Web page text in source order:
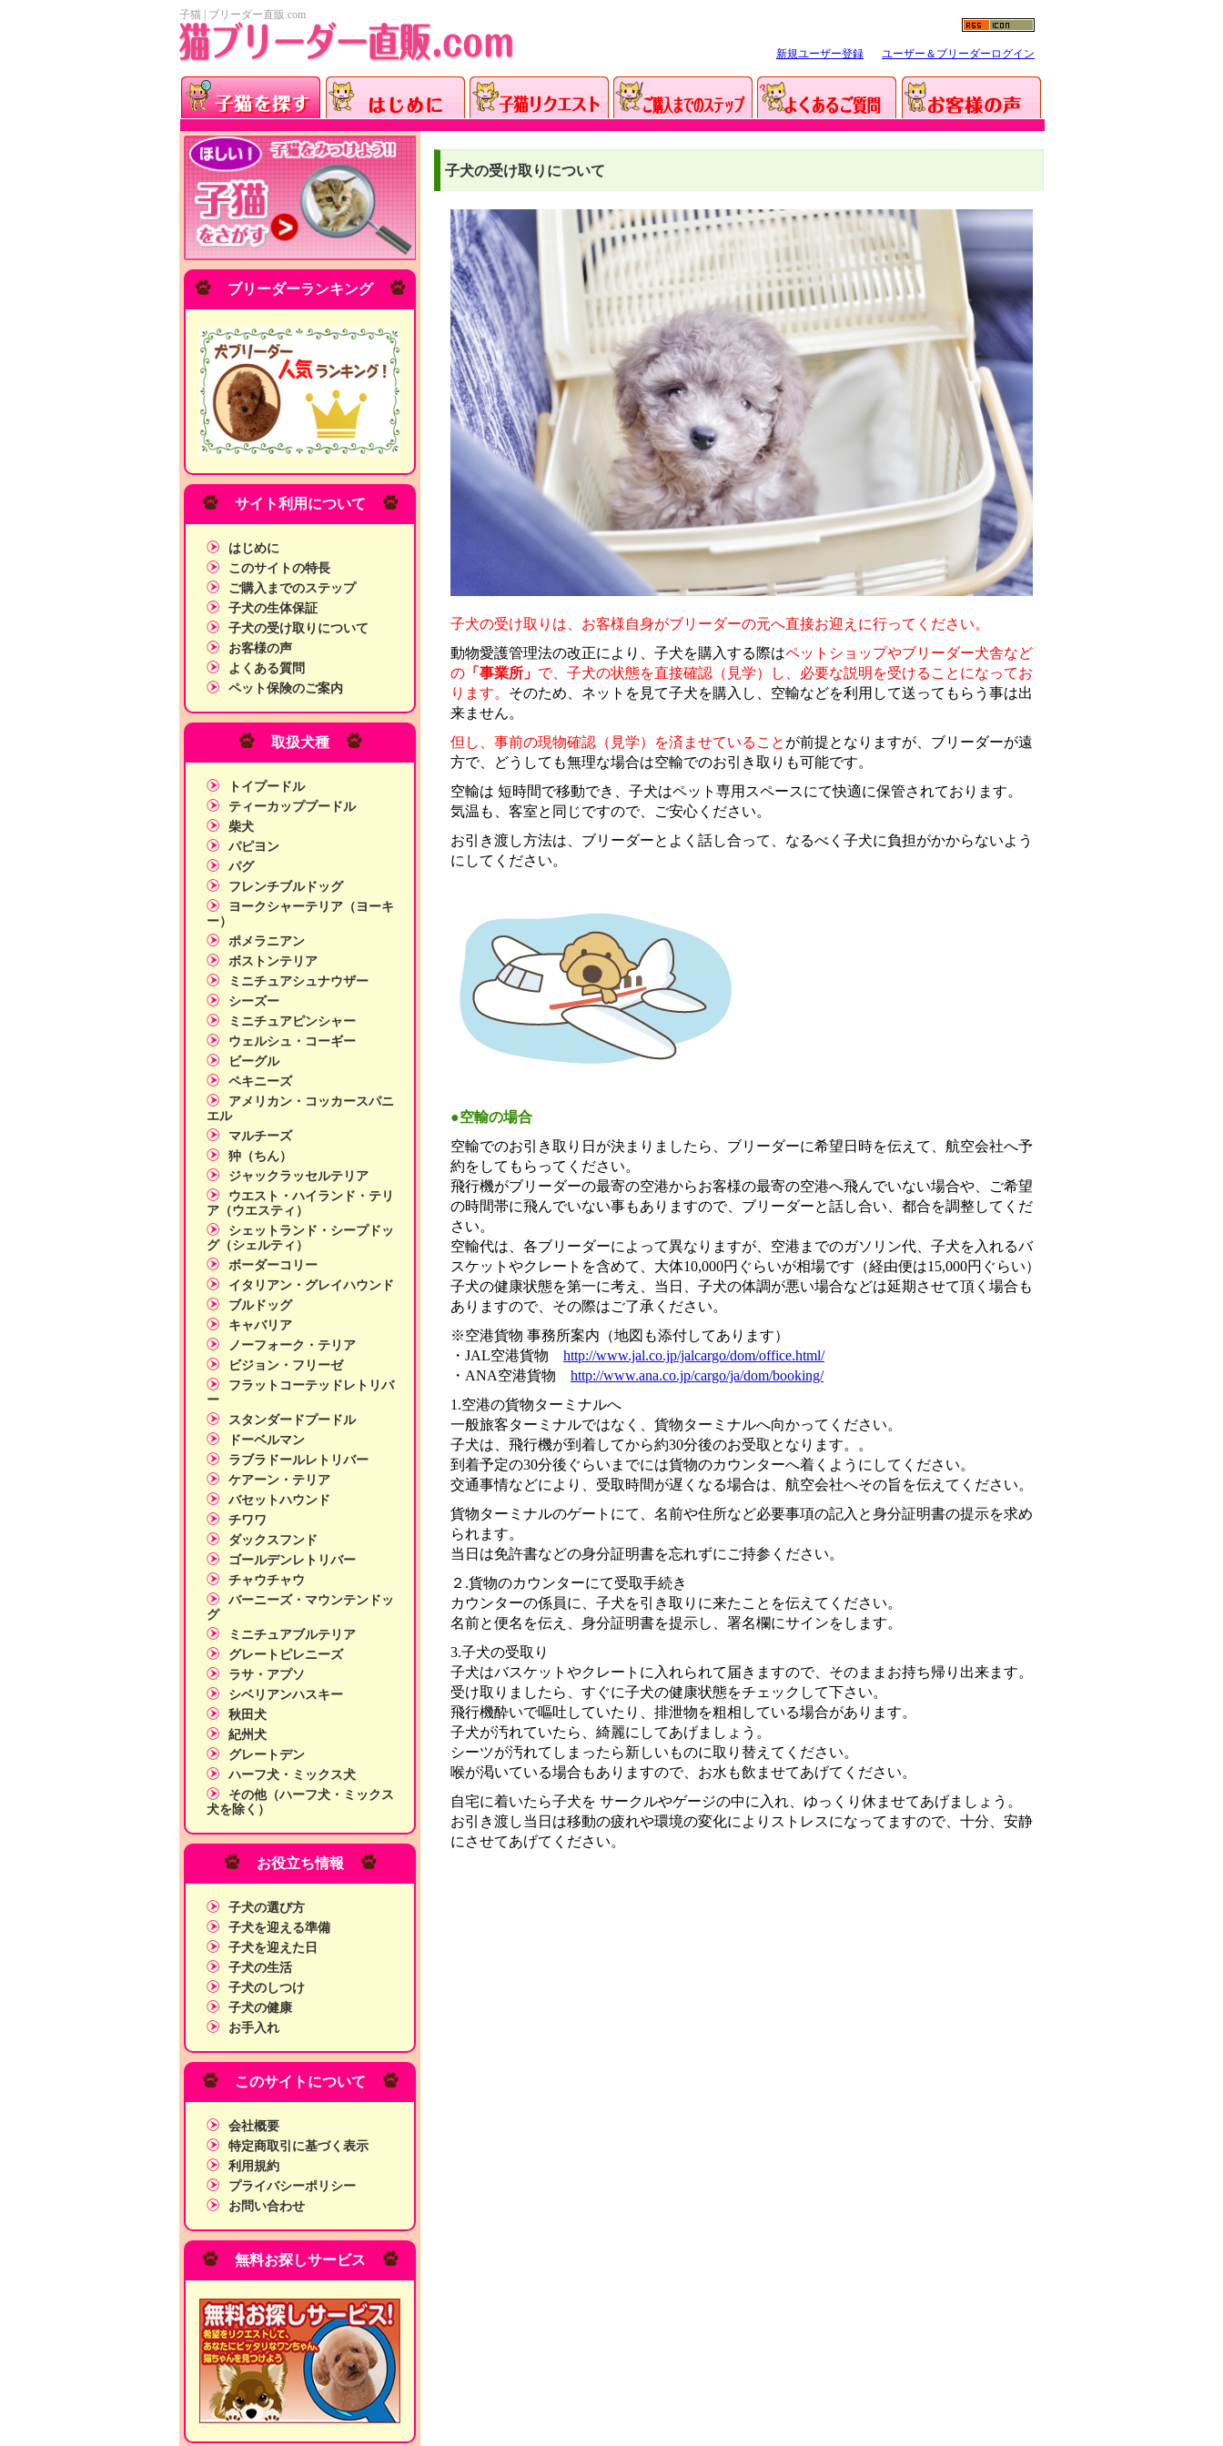
子猫 | ブリーダー直販.com
新規ユーザー登録 ユーザー＆ブリーダーログイン
子犬の受け取りについて
子犬の受け取りは、お客様自身がブリーダーの元へ直接お迎えに行ってください。
動物愛護管理法の改正により、子犬を購入する際はペットショップやブリーダー犬舎など
の 「事業所」 で、子犬の状態を直接確認（見学）し、必要な説明を受けることになってお
ります。 そのため、ネットを見て子犬を購入し、空輸などを利用して送ってもらう事は出
来ません。
但し、事前の現物確認（見学）を済ませていること が前提となりますが、ブリーダーが遠
方で、どうしても無理な場合は空輸でのお引き取りも可能です。
空輸は 短時間で移動でき、子犬はペット専用スペースにて快適に保管されております。
気温も、客室と同じですので、ご安心ください。
お引き渡し方法は、ブリーダーとよく話し合って、なるべく子犬に負担がかからないよう
にしてください。
●空輸の場合
空輸でのお引き取り日が決まりましたら、ブリーダーに希望日時を伝えて、航空会社へ予
約をしてもらってください。
飛行機がブリーダーの最寄の空港からお客様の最寄の空港へ飛んでいない場合や、ご希望
の時間帯に飛んでいない事もありますので、ブリーダーと話し合い、都合を調整してくだ
さい。
空輸代は、各ブリーダーによって異なりますが、空港までのガソリン代、子犬を入れるバ
スケットやクレートを含めて、大体10,000円ぐらいが相場です（経由便は15,000円ぐらい）
子犬の健康状態を第一に考え、当日、子犬の体調が悪い場合などは延期させて頂く場合も
ありますので、その際はご了承ください。
※空港貨物 事務所案内（地図も添付してあります）
・JAL空港貨物 http://www.jal.co.jp/jalcargo/dom/office.html/
・ANA空港貨物 http://www.ana.co.jp/cargo/ja/dom/booking/
1.空港の貨物ターミナルへ
一般旅客ターミナルではなく、貨物ターミナルへ向かってください。
子犬は、飛行機が到着してから約30分後のお受取となります。。
到着予定の30分後ぐらいまでには貨物のカウンターへ着くようにしてください。
交通事情などにより、受取時間が遅くなる場合は、航空会社へその旨を伝えてください。
貨物ターミナルのゲートにて、名前や住所など必要事項の記入と身分証明書の提示を求め
られます。
当日は免許書などの身分証明書を忘れずにご持参ください。
２.貨物のカウンターにて受取手続き
カウンターの係員に、子犬を引き取りに来たことを伝えてください。
名前と便名を伝え、身分証明書を提示し、署名欄にサインをします。
3.子犬の受取り
子犬はバスケットやクレートに入れられて届きますので、そのままお持ち帰り出来ます。
受け取りましたら、すぐに子犬の健康状態をチェックして下さい。
飛行機酔いで嘔吐していたり、排泄物を粗相している場合があります。
子犬が汚れていたら、綺麗にしてあげましょう。
シーツが汚れてしまったら新しいものに取り替えてください。
喉が渇いている場合もありますので、お水も飲ませてあげてください。
自宅に着いたら子犬を サークルやゲージの中に入れ、ゆっくり休ませてあげましょう。
お引き渡し当日は移動の疲れや環境の変化によりストレスになってますので、十分、安静
にさせてあげてください。
ブリーダーランキング
サイト利用について
はじめに
このサイトの特長
ご購入までのステップ
子犬の生体保証
子犬の受け取りについて
お客様の声
よくある質問
ペット保険のご案内
取扱犬種
トイプードル
ティーカッププードル
柴犬
パピヨン
パグ
フレンチブルドッグ
ヨークシャーテリア（ヨーキ
ー）
ポメラニアン
ボストンテリア
ミニチュアシュナウザー
シーズー
ミニチュアピンシャー
ウェルシュ・コーギー
ビーグル
ペキニーズ
アメリカン・コッカースパニ
エル
マルチーズ
狆（ちん）
ジャックラッセルテリア
ウエスト・ハイランド・テリ
ア（ウエスティ）
シェットランド・シープドッ
グ（シェルティ）
ボーダーコリー
イタリアン・グレイハウンド
ブルドッグ
キャバリア
ノーフォーク・テリア
ビジョン・フリーゼ
フラットコーテッドレトリバ
ー
スタンダードプードル
ドーベルマン
ラブラドールレトリバー
ケアーン・テリア
バセットハウンド
チワワ
ダックスフンド
ゴールデンレトリバー
チャウチャウ
バーニーズ・マウンテンドッ
グ
ミニチュアブルテリア
グレートピレニーズ
ラサ・アプソ
シベリアンハスキー
秋田犬
紀州犬
グレートデン
ハーフ犬・ミックス犬
その他（ハーフ犬・ミックス
犬を除く）
お役立ち情報
子犬の選び方
子犬を迎える準備
子犬を迎えた日
子犬の生活
子犬のしつけ
子犬の健康
お手入れ
このサイトについて
会社概要
特定商取引に基づく表示
利用規約
プライバシーポリシー
お問い合わせ
無料お探しサービス